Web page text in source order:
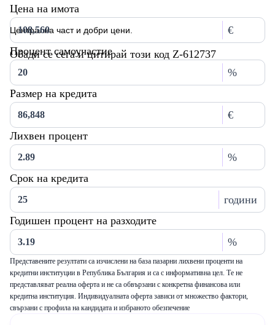
Централна част и добри цени.
Обади се сега и цитирай този код Z-612737
Цена на имота
€
Процент самоучастие
%
Размер на кредита
€
Лихвен процент
%
Срок на кредита
години
Годишен процент на разходите
%
Представените резултати са изчислени на база пазарни лихвени проценти на
кредитни институции в Република България и са с информативна цел. Те не
представляват реална оферта и не са обвързани с конкретна финансова или
кредитна институция. Индивидуалната оферта зависи от множество фактори,
свързани с профила на кандидата и избраното обезпечение